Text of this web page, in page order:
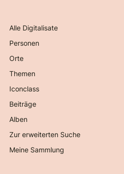
Alle Digitalisate
Personen
Orte
Themen
Iconclass
Beiträge
Alben
Zur erweiterten Suche
Meine Sammlung